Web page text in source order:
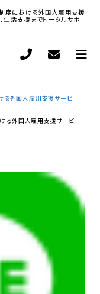
度における外国人雇用支援
生活支援までトータルサポ
る外国人雇用支援サービ
る外国人雇用支援サービ